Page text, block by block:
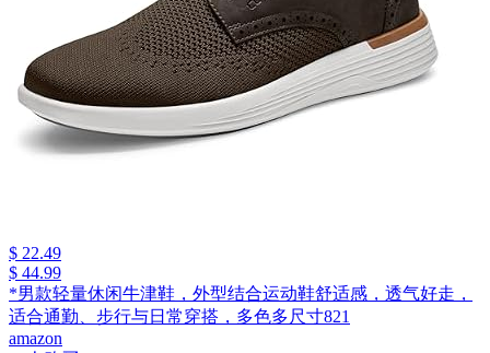
$ 22.49
$ 44.99
*男款轻量休闲牛津鞋，外型结合运动鞋舒适感，透气好走，
适合通勤、步行与日常穿搭，多色多尺寸821
amazon